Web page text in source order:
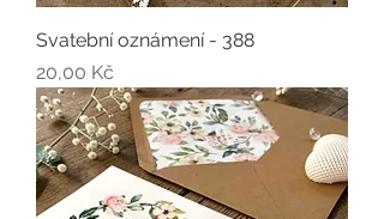
Svatební oznámení - 388
Cena
20,00 Kč